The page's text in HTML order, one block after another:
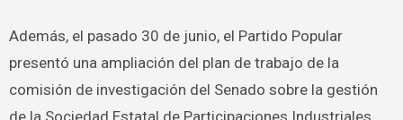
Además, el pasado 30 de junio, el Partido Popular
presentó una ampliación del plan de trabajo de la
comisión de investigación del Senado sobre la gestión